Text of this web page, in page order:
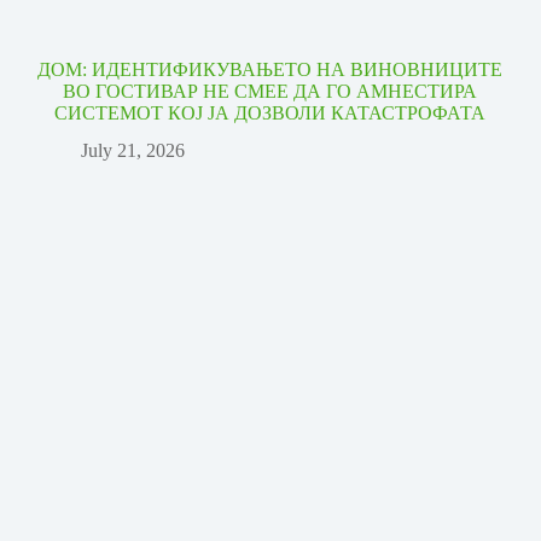
ДОМ: ИДЕНТИФИКУВАЊЕТО НА ВИНОВНИЦИТЕ
ВО ГОСТИВАР НЕ СМЕЕ ДА ГО АМНЕСТИРА
СИСТЕМОТ КОЈ ЈА ДОЗВОЛИ КАТАСТРОФАТА
July 21, 2026